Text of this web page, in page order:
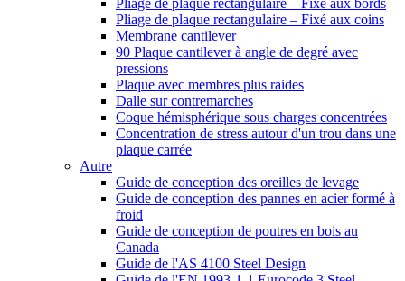
Pliage de plaque rectangulaire – Fixé aux bords
Pliage de plaque rectangulaire – Fixé aux coins
Membrane cantilever
90 Plaque cantilever à angle de degré avec
pressions
Plaque avec membres plus raides
Dalle sur contremarches
Coque hémisphérique sous charges concentrées
Concentration de stress autour d'un trou dans une
plaque carrée
Autre
Guide de conception des oreilles de levage
Guide de conception des pannes en acier formé à
froid
Guide de conception de poutres en bois au
Canada
Guide de l'AS 4100 Steel Design